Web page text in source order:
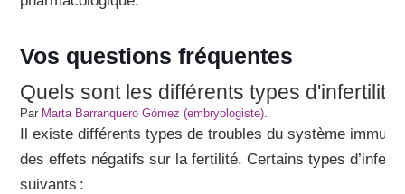
Vos questions fréquentes
Quels sont les différents types
Par Marta Barranquero Gómez (embryologiste)
Il existe différents types de troubles du système
des effets négatifs sur la fertilité. Certains types
suivants :